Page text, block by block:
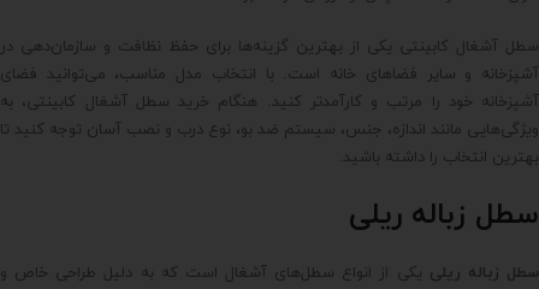
سطل آشغال کابینتی یکی از بهترین گزینه‌ها برای حفظ نظافت و سازمان‌دهی در
آشپزخانه و سایر فضاهای خانه است. با انتخاب مدل مناسب، می‌توانید فضای
آشپزخانه خود را مرتب و کارآمدتر کنید. هنگام خرید سطل آشغال کابینتی، به
ویژگی‌هایی مانند اندازه، جنس، سیستم ضد بو، نوع درب و نصب آسان توجه کنید تا
بهترین انتخاب را داشته باشید.
سطل زباله ریلی
سطل زباله ریلی یکی از انواع سطل‌های آشغال است که به دلیل طراحی خاص و